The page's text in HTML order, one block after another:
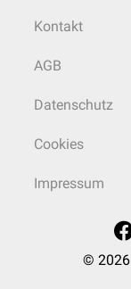
Kontakt
AGB
Datenschutz
Cookies
Impressum
© 2026